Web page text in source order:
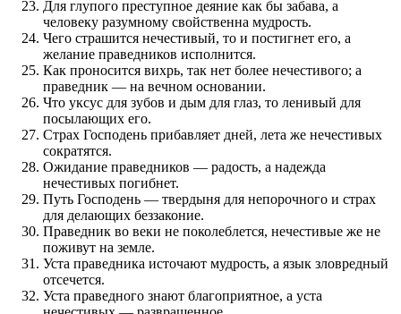
Для глупого преступное деяние как бы забава, а
человеку разумному свойственна мудрость.
Чего страшится нечестивый, то и постигнет его, а
желание праведников исполнится.
Как проносится вихрь, так нет более нечестивого; а
праведник — на вечном основании.
Что уксус для зубов и дым для глаз, то ленивый для
посылающих его.
Страх Господень прибавляет дней, лета же нечестивых
сократятся.
Ожидание праведников — радость, а надежда
нечестивых погибнет.
Путь Господень — твердыня для непорочного и страх
для делающих беззаконие.
Праведник во веки не поколеблется, нечестивые же не
поживут на земле.
Уста праведника источают мудрость, а язык зловредный
отсечется.
Уста праведного знают благоприятное, а уста